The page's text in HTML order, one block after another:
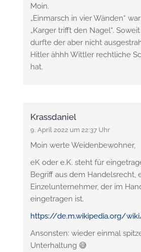
Moin.
„Einmarsch in vier Wänden“
„Karger trifft den Nagel“.
durfte der aber nicht
Hitler ähhh Wittler rechtliche
hat.
Krassdaniel
9. April 2022 um 22:37 Uhr
Moin werte Weidenbewohner,
eK oder e.K. steht für
Begriff aus dem Handelsrecht,
Einzelunternehmer, der im
eingetragen ist.
https://de.m.wikipedia.org/
Ansonsten: wieder einmal
Unterhaltung 😅